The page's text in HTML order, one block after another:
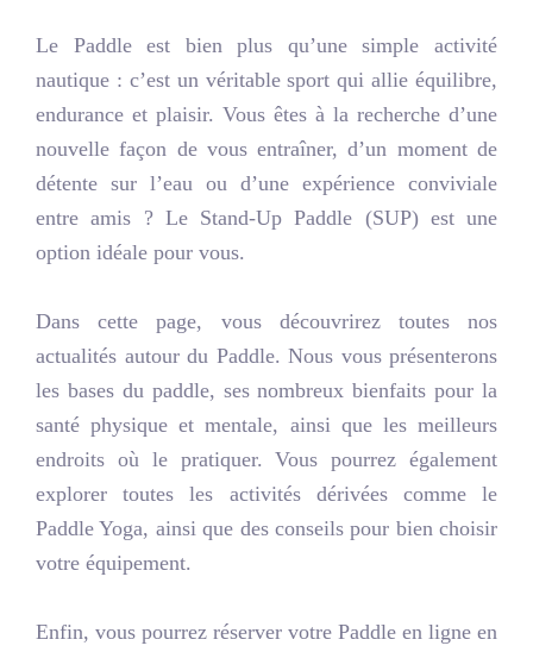
Le Paddle est bien plus qu’une simple activité
nautique : c’est un véritable sport qui allie équilibre,
endurance et plaisir. Vous êtes à la recherche d’une
nouvelle façon de vous entraîner, d’un moment de
détente sur l’eau ou d’une expérience conviviale
entre amis ? Le Stand-Up Paddle (SUP) est une
option idéale pour vous.
Dans cette page, vous découvrirez toutes nos
actualités autour du Paddle. Nous vous présenterons
les bases du paddle, ses nombreux bienfaits pour la
santé physique et mentale, ainsi que les meilleurs
endroits où le pratiquer. Vous pourrez également
explorer toutes les activités dérivées comme le
Paddle Yoga, ainsi que des conseils pour bien choisir
votre équipement.
Enfin, vous pourrez réserver votre Paddle en ligne en